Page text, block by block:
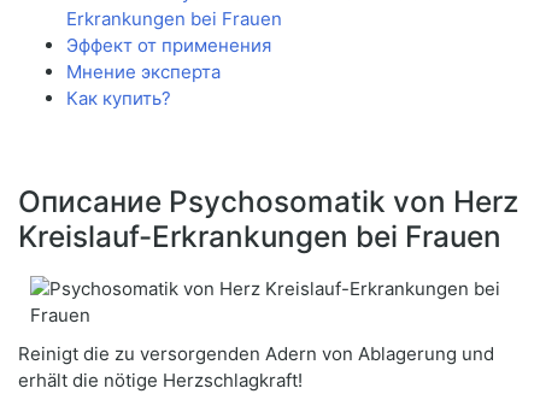
Erkrankungen bei Frauen
Эффект от применения
Мнение эксперта
Как купить?
Описание Psychosomatik von Herz
Kreislauf-Erkrankungen bei Frauen
Reinigt die zu versorgenden Adern von Ablagerung und
erhält die nötige Herzschlagkraft!